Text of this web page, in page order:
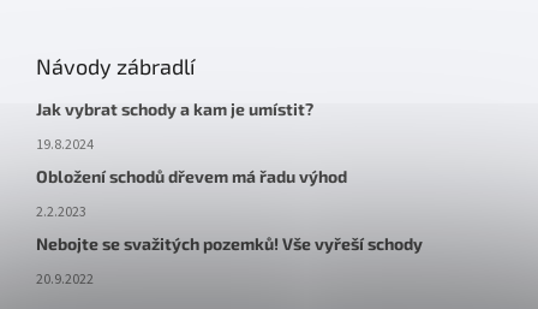
Návody zábradlí
Jak vybrat schody a kam je umístit?
19.8.2024
Obložení schodů dřevem má řadu výhod
2.2.2023
Nebojte se svažitých pozemků! Vše vyřeší schody
20.9.2022